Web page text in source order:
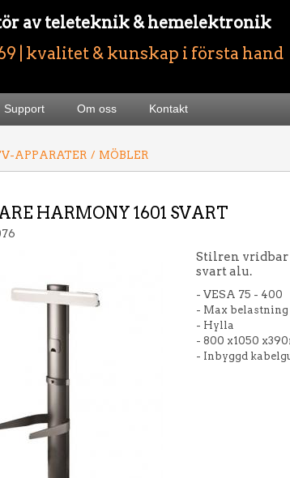
av teleteknik & hemelektronik
| kvalitet & kunskap i första hand
Support Om oss Kontakt
APPARATER / MÖBLER
HARMONY 1601 SVART
Stilren vridbar
svart alu.
- VESA 75 - 400
- Max belastning
- Hylla
- 800 x1050
- Inbyggd